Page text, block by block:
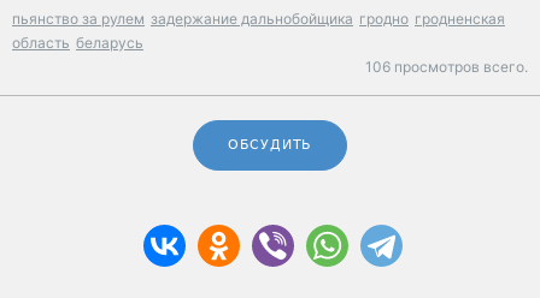
пьянство за рулем задержание дальнобойщика гродно гродненская
область беларусь
106 просмотров всего.
ОБСУДИТЬ